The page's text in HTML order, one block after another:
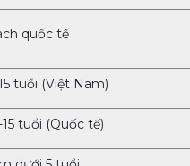
quốc tế
tuổi (Việt Nam)
tuổi (Quốc tế)